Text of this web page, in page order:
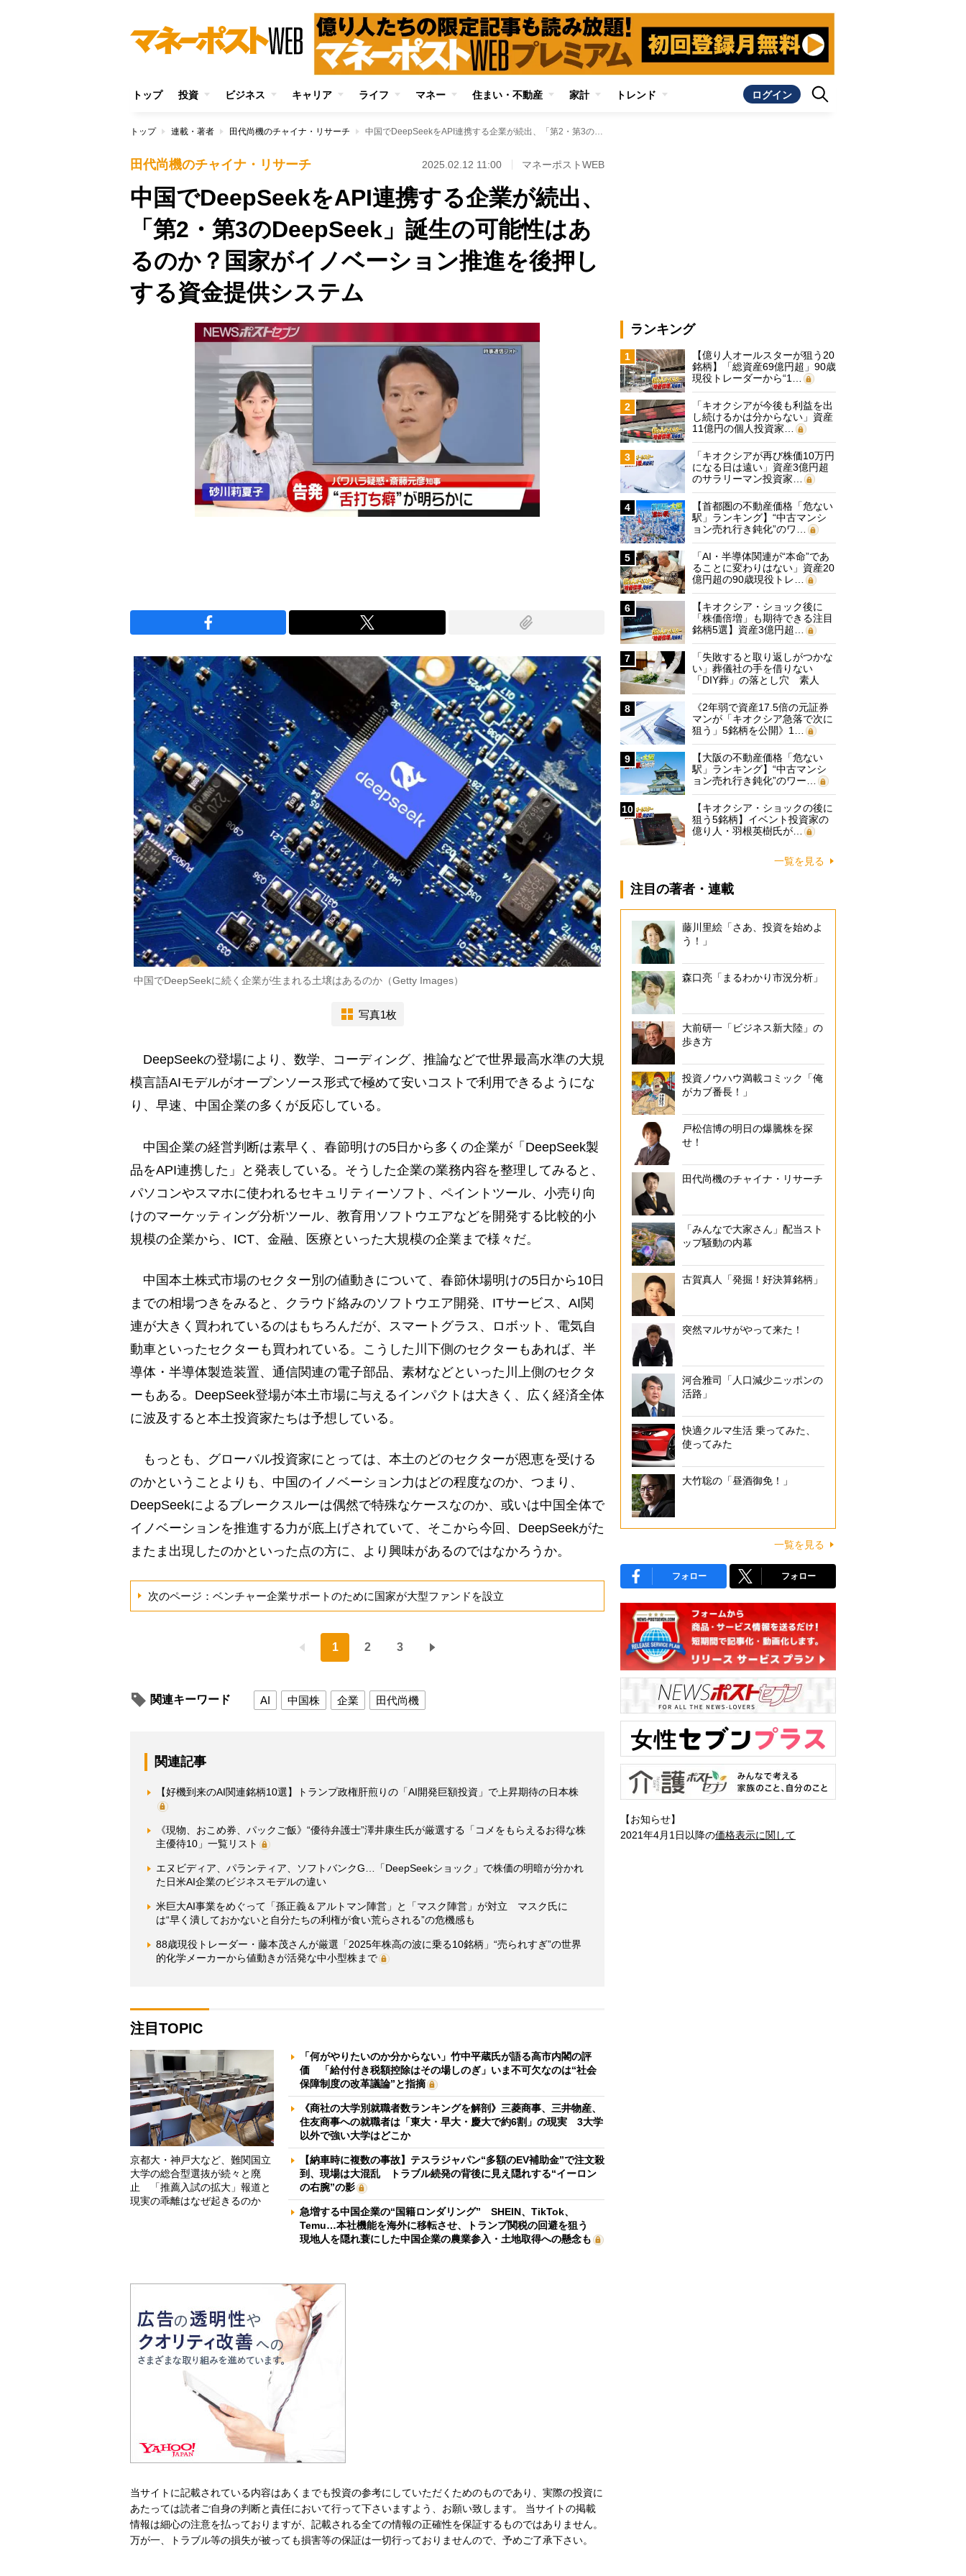
トップ 投資 ビジネス キャリア ライフ マネー 住まい・不動産 家計 トレンド ログイン
トップ 連載・著者 田代尚機のチャイナ・リサーチ 中国でDeepSeekをAPI連携する企業が続出、「第2・第3のDeepSeek」誕生の可能性はあるのか？国家がイノベーション推進を後押しする資金提供システム
田代尚機のチャイナ・リサーチ 2025.02.12 11:00 マネーポストWEB
中国でDeepSeekをAPI連携する企業が続出、
「第2・第3のDeepSeek」誕生の可能性はあ
るのか？国家がイノベーション推進を後押し
する資金提供システム
中国でDeepSeekに続く企業が生まれる土壌はあるのか（Getty Images）
写真1枚
DeepSeekの登場により、数学、コーディング、推論などで世界最高水準の大規
模言語AIモデルがオープンソース形式で極めて安いコストで利用できるようにな
り、早速、中国企業の多くが反応している。
中国企業の経営判断は素早く、春節明けの5日から多くの企業が「DeepSeek製
品をAPI連携した」と発表している。そうした企業の業務内容を整理してみると、
パソコンやスマホに使われるセキュリティーソフト、ペイントツール、小売り向
けのマーケッティング分析ツール、教育用ソフトウエアなどを開発する比較的小
規模の企業から、ICT、金融、医療といった大規模の企業まで様々だ。
中国本土株式市場のセクター別の値動きについて、春節休場明けの5日から10日
までの相場つきをみると、クラウド絡みのソフトウエア開発、ITサービス、AI関
連が大きく買われているのはもちろんだが、スマートグラス、ロボット、電気自
動車といったセクターも買われている。こうした川下側のセクターもあれば、半
導体・半導体製造装置、通信関連の電子部品、素材などといった川上側のセクタ
ーもある。DeepSeek登場が本土市場に与えるインパクトは大きく、広く経済全体
に波及すると本土投資家たちは予想している。
もっとも、グローバル投資家にとっては、本土のどのセクターが恩恵を受ける
のかということよりも、中国のイノベーション力はどの程度なのか、つまり、
DeepSeekによるブレークスルーは偶然で特殊なケースなのか、或いは中国全体で
イノベーションを推進する力が底上げされていて、そこから今回、DeepSeekがた
またま出現したのかといった点の方に、より興味があるのではなかろうか。
次のページ：ベンチャー企業サポートのために国家が大型ファンドを設立
1 2 3
関連キーワード AI 中国株 企業 田代尚機
関連記事
【好機到来のAI関連銘柄10選】トランプ政権肝煎りの「AI開発巨額投資」で上昇期待の日本株
《現物、おこめ券、パックご飯》“優待弁護士”澤井康生氏が厳選する「コメをもらえるお得な株
主優待10」一覧リスト
エヌビディア、パランティア、ソフトバンクG…「DeepSeekショック」で株価の明暗が分かれ
た日米AI企業のビジネスモデルの違い
米巨大AI事業をめぐって「孫正義＆アルトマン陣営」と「マスク陣営」が対立 マスク氏に
は“早く潰しておかないと自分たちの利権が食い荒らされる”の危機感も
88歳現役トレーダー・藤本茂さんが厳選「2025年株高の波に乗る10銘柄」“売られすぎ”の世界
的化学メーカーから値動きが活発な中小型株まで
注目TOPIC
京都大・神戸大など、難関国立
大学の総合型選抜が続々と廃
止 「推薦入試の拡大」報道と
現実の乖離はなぜ起きるのか
「何がやりたいのか分からない」竹中平蔵氏が語る高市内閣の評
価 「給付付き税額控除はその場しのぎ」いま不可欠なのは“社会
保障制度の改革議論”と指摘
《商社の大学別就職者数ランキングを解剖》三菱商事、三井物産、
住友商事への就職者は「東大・早大・慶大で約6割」の現実 3大学
以外で強い大学はどこか
【納車時に複数の事故】テスラジャパン“多額のEV補助金”で注文殺
到、現場は大混乱 トラブル続発の背後に見え隠れする“イーロン
の右腕”の影
急増する中国企業の“国籍ロンダリング” SHEIN、TikTok、
Temu…本社機能を海外に移転させ、トランプ関税の回避を狙う
現地人を隠れ蓑にした中国企業の農業参入・土地取得への懸念も
当サイトに記載されている内容はあくまでも投資の参考にしていただくためのものであり、実際の投資に
あたっては読者ご自身の判断と責任において行って下さいますよう、お願い致します。 当サイトの掲載
情報は細心の注意を払っておりますが、記載される全ての情報の正確性を保証するものではありません。
万が一、トラブル等の損失が被っても損害等の保証は一切行っておりませんので、予めご了承下さい。
ランキング
1
【億り人オールスターが狙う20
銘柄】「総資産69億円超」90歳
現役トレーダーから“1…
2
「キオクシアが今後も利益を出
し続けるかは分からない」資産
11億円の個人投資家…
3
「キオクシアが再び株価10万円
になる日は遠い」資産3億円超
のサラリーマン投資家…
4
【首都圏の不動産価格「危ない
駅」ランキング】“中古マンシ
ョン売れ行き鈍化”のワ…
5
「AI・半導体関連が“本命”であ
ることに変わりはない」資産20
億円超の90歳現役トレ…
6
【キオクシア・ショック後に
「株価倍増」も期待できる注目
銘柄5選】資産3億円超…
7
「失敗すると取り返しがつかな
い」葬儀社の手を借りない
「DIY葬」の落とし穴 素人
に…
8
《2年弱で資産17.5倍の元証券
マンが「キオクシア急落で次に
狙う」5銘柄を公開》1…
9
【大阪の不動産価格「危ない
駅」ランキング】“中古マンシ
ョン売れ行き鈍化”のワー…
10
【キオクシア・ショックの後に
狙う5銘柄】イベント投資家の
億り人・羽根英樹氏が…
一覧を見る
注目の著者・連載
藤川里絵「さあ、投資を始めよ
う！」
森口亮「まるわかり市況分析」
大前研一「ビジネス新大陸」の
歩き方
投資ノウハウ満載コミック「俺
がカブ番長！」
戸松信博の明日の爆騰株を探
せ！
田代尚機のチャイナ・リサーチ
「みんなで大家さん」配当スト
ップ騒動の内幕
古賀真人「発掘！好決算銘柄」
突然マルサがやって来た！
河合雅司「人口減少ニッポンの
活路」
快適クルマ生活 乗ってみた、
使ってみた
大竹聡の「昼酒御免！」
一覧を見る
フォロー フォロー
【お知らせ】
2021年4月1日以降の価格表示に関して